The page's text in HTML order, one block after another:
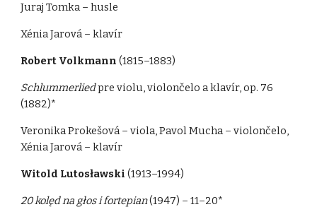
Juraj Tomka – husle
Xénia Jarová – klavír
Robert Volkmann (1815–1883)
Schlummerliedpre violu, violončelo a klavír, op. 76
(1882)*
Veronika Prokešová – viola, Pavol Mucha – violončelo,
Xénia Jarová – klavír
Witold Lutosławski (1913–1994)
20 kolęd na głos i fortepian(1947) – 11–20*